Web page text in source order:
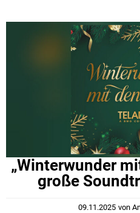
„Winterwunder
große
09.11.2025 von